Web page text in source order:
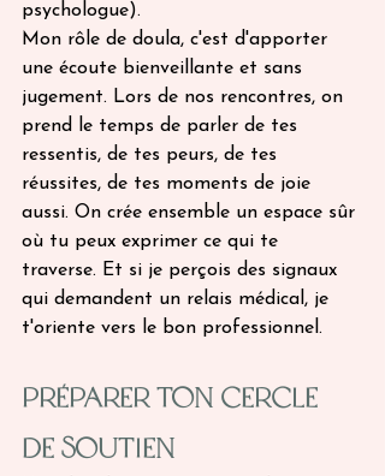
psychologue).
Mon rôle de doula, c'est d'apporter
une écoute bienveillante et sans
jugement. Lors de nos rencontres, on
prend le temps de parler de tes
ressentis, de tes peurs, de tes
réussites, de tes moments de joie
aussi. On crée ensemble un espace sûr
où tu peux exprimer ce qui te
traverse. Et si je perçois des signaux
qui demandent un relais médical, je
t'oriente vers le bon professionnel.
Préparer ton cercle
de soutien